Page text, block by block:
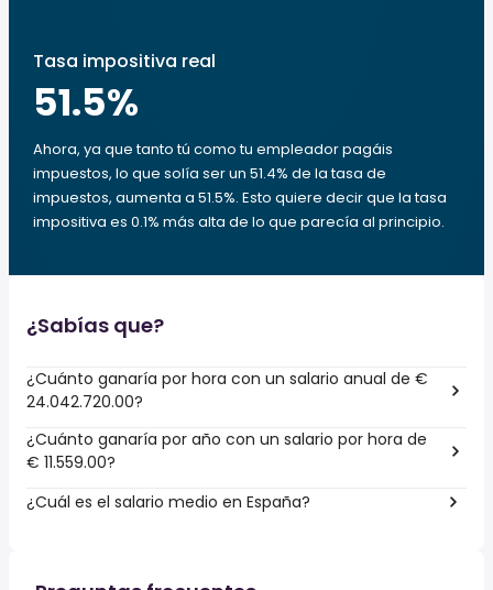
Tasa impositiva real
51.5%
Ahora, ya que tanto tú como tu empleador pagáis
impuestos, lo que solía ser un 51.4% de la tasa de
impuestos, aumenta a 51.5%. Esto quiere decir que la tasa
impositiva es 0.1% más alta de lo que parecía al principio.
¿Sabías que?
¿Cuánto ganaría por hora con un salario anual de €
24.042.720.00?
¿Cuánto ganaría por año con un salario por hora de
€ 11.559.00?
¿Cuál es el salario medio en España?